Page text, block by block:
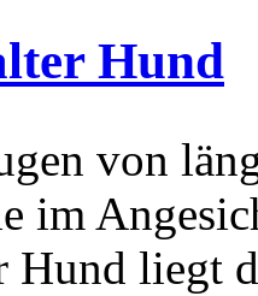
Hund
von
im
Hund liegt